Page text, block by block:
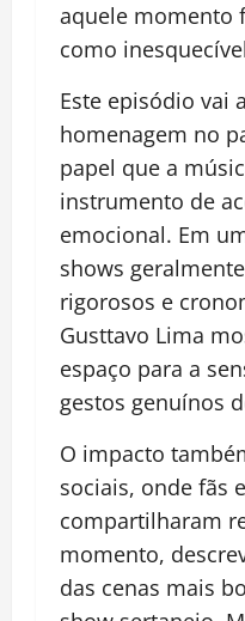
aquele momento
como
Este episódio vai
homenagem no
papel que a
instrumento de
emocional. Em
shows
rigorosos e
Gusttavo Lima
espaço para a
gestos genuínos
O impacto
sociais, onde fãs
compartilharam
momento,
das cenas mais